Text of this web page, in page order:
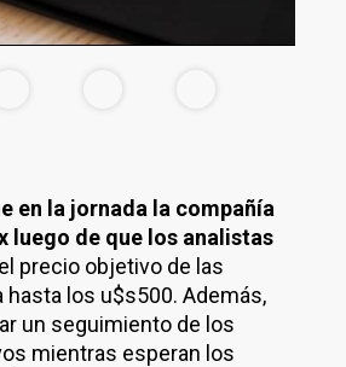
en la jornada la compañía
luego de que los analistas
precio objetivo de las
los u$s500. Además,
un seguimiento de los
mientras esperan los